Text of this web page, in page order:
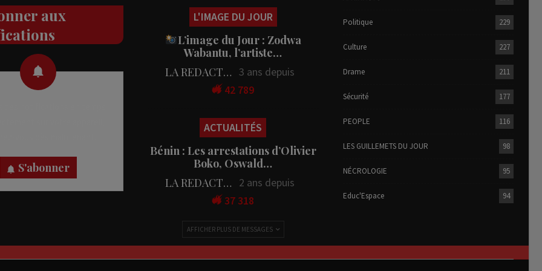
aux
S'abonner
L'IMAGE DU JOUR
L’image du Jour : Zodwa
Wabantu, l’artiste…
LA REDACTION 3 ans depuis
42 789
ACTUALITÉS
Bénin : Les arrestations d’Olivier
Boko, Oswald…
LA REDACTION
2 ans depuis
37 318
AFFICHER PLUS DE MESSAGES
Politique 229
Culture 227
Drame 211
Sécurité 177
PEOPLE 116
LES GUILLEMETS DU JOUR 98
NÉCROLOGIE 95
Educ'Espace 94